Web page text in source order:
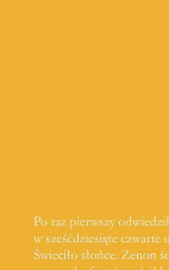
39.00zł 19.50zł